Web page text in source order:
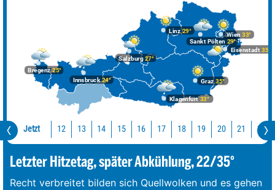
Bregenz25°
Graz35°
Innsbruck24°
Klagenfurt 33°
Linz29°
Salzburg27°
Wien 33°
Eisenstadt 35°
Sankt Pölten 29°
Jetzt 12 13 14 15 16 17 18 19 20 21 22
Letzter Hitzetag, später Abkühlung, 22/35°
Recht verbreitet bilden sich Quellwolken und es gehen